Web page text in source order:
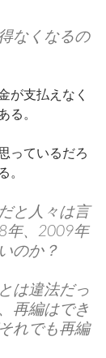
なくなるの
が支払えなく
る。
っているだろ
。
と人々は言
年、2009年
のか？
は違法だっ
再編はでき
れでも再編